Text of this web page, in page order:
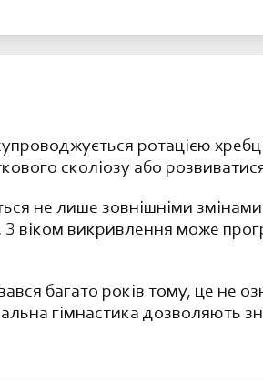
ротацією
сколіозу або
не лише зовнішніми
викривлення може
багато років тому, це не
гімнастика дозволяють